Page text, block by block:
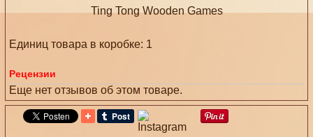
Ting Tong Wooden Games
Единиц товара в коробке: 1
Рецензии
Еще нет отзывов об этом товаре.